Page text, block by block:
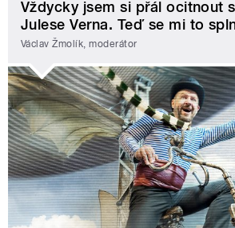
Vždycky jsem si přál ocitnout
Julese Verna. Teď se mi to
Václav Žmolík, moderátor